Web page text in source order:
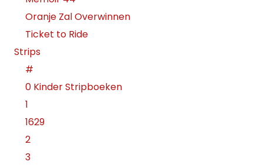
Oranje Zal Overwinnen
Ticket to Ride
Strips
#
0 Kinder Stripboeken
1
1629
2
3